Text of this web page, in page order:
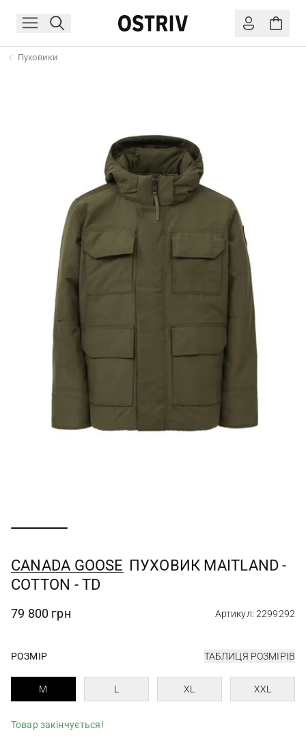
Пуховики
CANADA GOOSE ПУХОВИК MAITLAND -
COTTON - TD
79 800 грн Артикул: 2299292
РОЗМІР ТАБЛИЦЯ РОЗМІРІВ
M L XL XXL
Товар закінчується!